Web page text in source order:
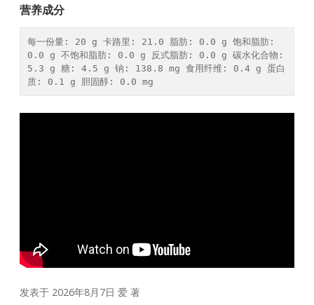
营养成分
每一份量: 20 g 卡路里: 21.0 脂肪: 0.0 g 饱和脂肪:
0.0 g 不饱和脂肪: 0.0 g 反式脂肪: 0.0 g 碳水化合物:
5.3 g 糖: 4.5 g 钠: 138.8 mg 食用纤维: 0.4 g 蛋白
质: 0.1 g 胆固醇: 0.0 mg
发表于 2026年8月7日 爱 著